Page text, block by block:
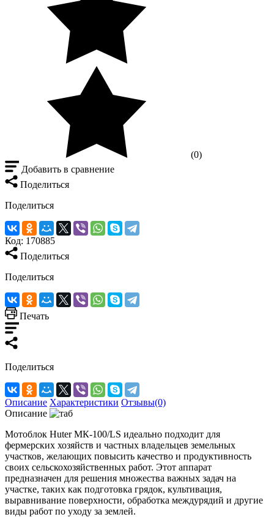
(0)
Добавить в сравнение
Поделиться
Поделиться
Код: 170885
Поделиться
Поделиться
Печать
Поделиться
Описание Характеристики Отзывы(0)
Описание
Мотоблок Huter МК-100/LS идеально подходит для
фермерских хозяйств и частных владельцев земельных
участков, желающих повысить качество и продуктивность
своих сельскохозяйственных работ. Этот аппарат
предназначен для решения множества важных задач на
участке, таких как подготовка грядок, культивация,
выравнивание поверхности, обработка междурядий и другие
виды работ по уходу за землей.